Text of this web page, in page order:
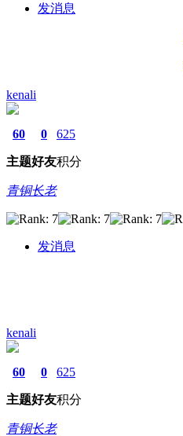
发消息
kenali
60
主题
0
好友
625
积分
青铜长老
发消息
kenali
60
主题
0
好友
625
积分
青铜长老